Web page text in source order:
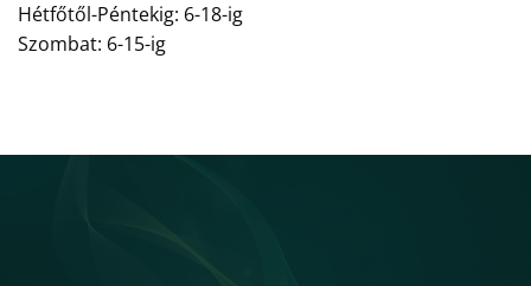
Hétfőtől-Péntekig: 6-18-ig
Szombat: 6-15-ig